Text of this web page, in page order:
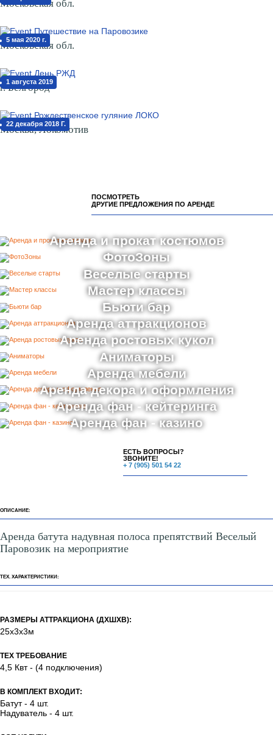
Московская обл.
5 мая 2020 г.
Московская обл.
1 августа 2019
г. Белгород
22 декабря 2018 Г.
Москва, Локомотив
ПОСМОТРЕТЬ
ДРУГИЕ ПРЕДЛОЖЕНИЯ ПО АРЕНДЕ
Аренда и прокат костюмов
ФотоЗоны
Веселые старты
Мастер классы
Бьюти бар
Аренда аттракционов
Аренда ростовых кукол
Аниматоры
Аренда мебели
Аренда декора и оформления
Аренда фан - кейтеринга
Аренда фан - казино
ЕСТЬ ВОПРОСЫ?
ЗВОНИТЕ!
+ 7 (905) 501 54 22
ОПИСАНИЕ:
Аренда батута надувная полоса препятствий Веселый
Паровозик на мероприятие
ТЕХ. ХАРАКТЕРИСТИКИ:
РАЗМЕРЫ АТТРАКЦИОНА (ДХШХВ):
25х3х3м
ТЕХ ТРЕБОВАНИЕ
4,5 Квт - (4 подключения)
В КОМПЛЕКТ ВХОДИТ:
Батут - 4 шт.
Надуватель - 4 шт.